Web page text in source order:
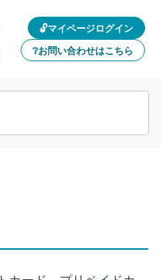
🔓マイページログイン
❔お問い合わせはこちら